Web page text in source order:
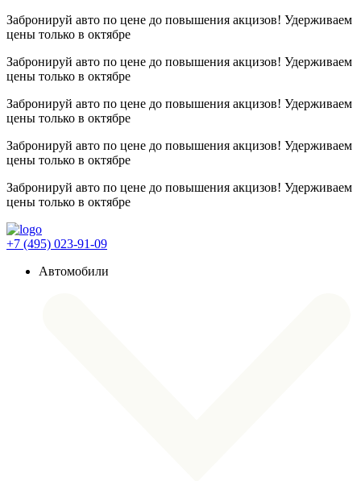
Забронируй авто по цене до повышения акцизов! Удерживаем
цены только в октябре
Забронируй авто по цене до повышения акцизов! Удерживаем
цены только в октябре
Забронируй авто по цене до повышения акцизов! Удерживаем
цены только в октябре
Забронируй авто по цене до повышения акцизов! Удерживаем
цены только в октябре
Забронируй авто по цене до повышения акцизов! Удерживаем
цены только в октябре
+7 (495) 023-91-09
Автомобили